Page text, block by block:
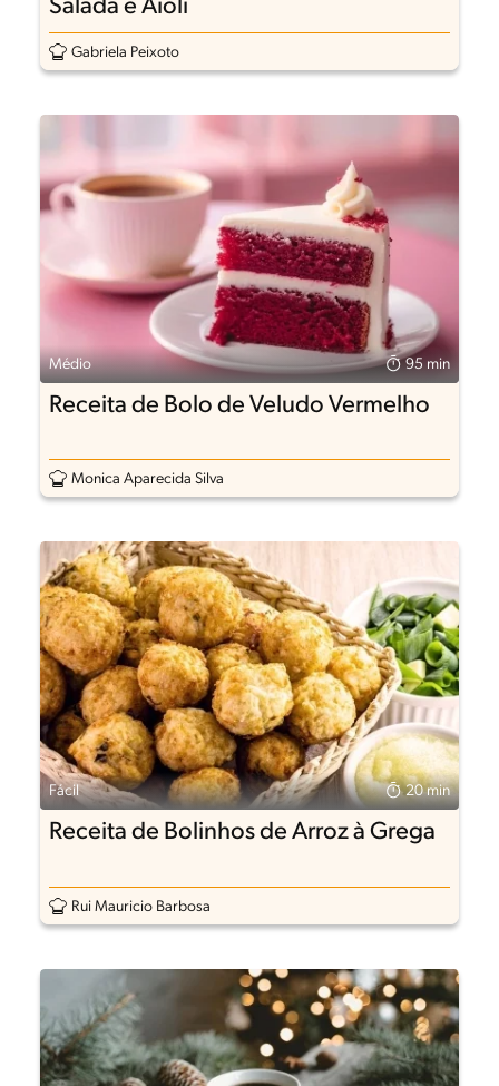
Salada e Aioli
Gabriela Peixoto
Médio 95 min
Receita de Bolo de Veludo Vermelho
Monica Aparecida Silva
Fácil 20 min
Receita de Bolinhos de Arroz à Grega
Rui Mauricio Barbosa